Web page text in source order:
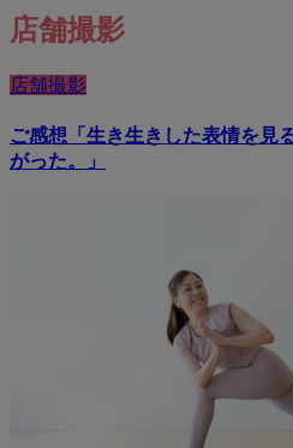
店舗撮影
店舗撮影
ご感想「生き生きした表情を見
がった。」